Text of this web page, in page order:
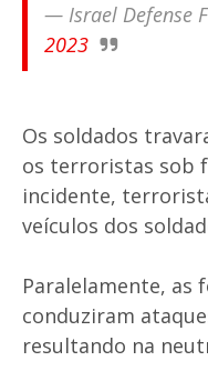
— Israel Defense
2023
Os soldados
os terroristas sob
incidente,
veículos dos
Paralelamente, as
conduziram
resultando na